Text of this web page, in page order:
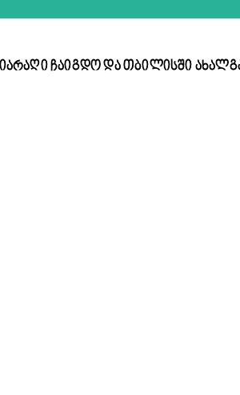
იარაღი ჩაიგდო და თბილისში